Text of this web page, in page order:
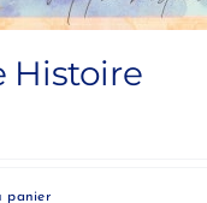
Histoire
panier